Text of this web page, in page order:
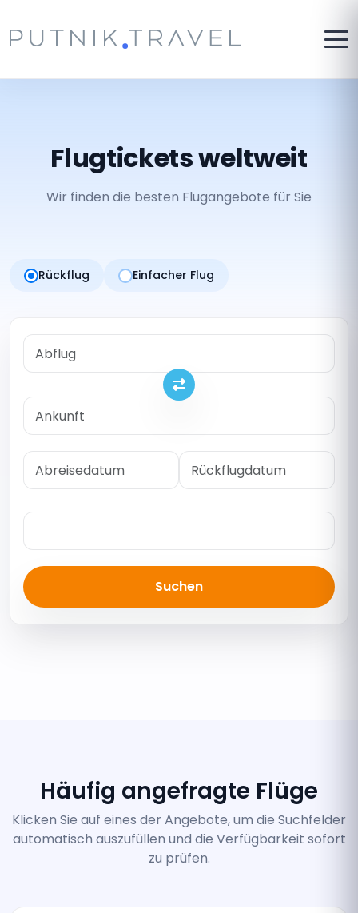
Flugtickets weltweit
Wir finden die besten Flugangebote für Sie
Rückflug Einfacher Flug
Suchen
Häufig angefragte Flüge
Klicken Sie auf eines der Angebote, um die Suchfelder
automatisch auszufüllen und die Verfügbarkeit sofort
zu prüfen.